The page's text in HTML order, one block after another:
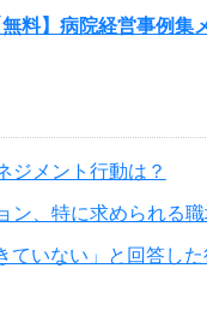
無料】病院経営事例集
ジメント行動は？
ン、特に求められる職
ていない」と回答し